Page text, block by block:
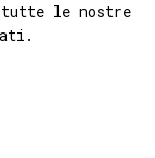
le nostre